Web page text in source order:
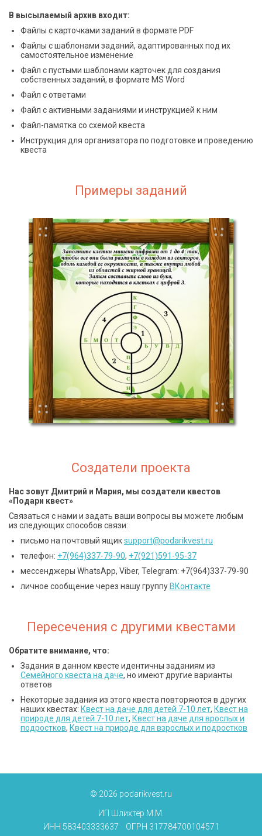
В высылаемый архив входит:
Файлы с карточками заданий в формате PDF
Файлы с шаблонами заданий, адаптированных под их
самостоятельное изменение
Файл с пустыми шаблонами карточек для создания
собственных заданий, в формате MS Word
Файл с ответами
Файл с активными заданиями и инструкцией к ним
Файл-памятка со схемой квеста
Инструкция для организатора по подготовке и проведению
квеста
Примеры заданий
Создатели проекта
Нас зовут Дмитрий и Мария, мы создатели квестов
«Подари квест»
Связаться с нами и задать ваши вопросы вы можете любым
из следующих способов связи:
письмо на почтовый ящикsupport@podarikvest.ru
телефон: +7(964)337-79-90, +7(921)591-95-37
мессенджеры WhatsApp, Viber, Telegram: +7(964)337-79-90
личное сообщение через нашу группуВКонтакте
Пересечения с другими квестами
Обратите внимание, что:
Задания в данном квесте идентичны заданиям из
Семейного квеста на даче, но имеют другие варианты
ответов
Некоторые задания из этого квеста повторяются в других
наших квестах: Квест на даче для детей 7-10 лет, Квест на
природе для детей 7-10 лет, Квест на даче для врослых и
подростков, Квест на природе для взрослых и подростков
© 2026 podarikvest.ru
ИП Шлихтер М.М.
ИНН 583403333637 ОГРН 317784700104571